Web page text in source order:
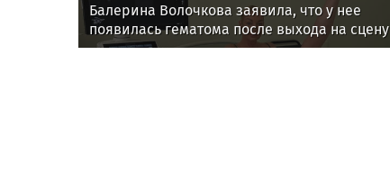
Балерина Волочкова заявила, что у нее
появилась гематома после выхода на сцену